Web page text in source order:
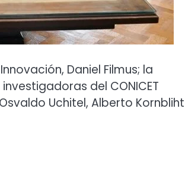
Daniel Filmus; la
del CONICET
Uchitel, Alberto